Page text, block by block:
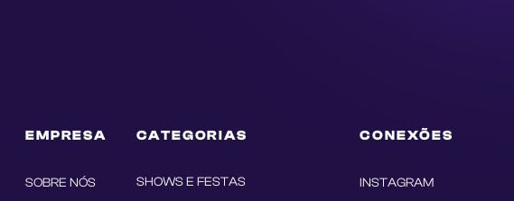
EMPRESA
SOBRE NÓS
CATEGORIAS
SHOWS E FESTAS
CONEXÕES
INSTAGRAM